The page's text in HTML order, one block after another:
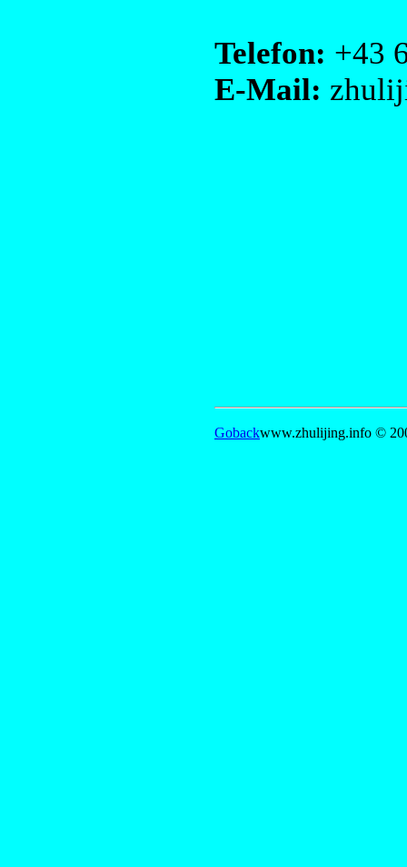
Telefon: +43
E-Mail:
Gobackwww.zhulijing.info ©